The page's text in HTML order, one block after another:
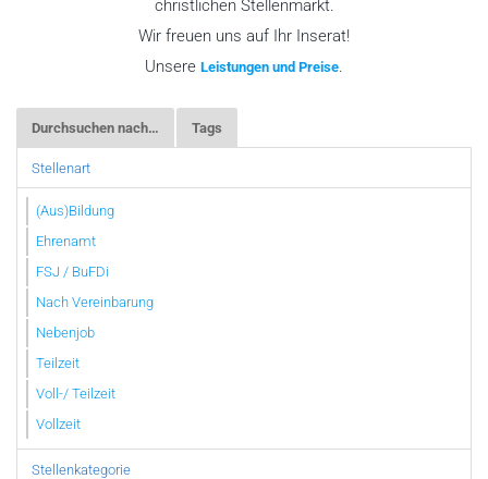
christlichen Stellenmarkt.
Wir freuen uns auf Ihr Inserat!
Unsere Leistungen und Preise.
Durchsuchen nach… Tags
Stellenart
(Aus)Bildung
Ehrenamt
FSJ / BuFDi
Nach Vereinbarung
Nebenjob
Teilzeit
Voll-/ Teilzeit
Vollzeit
Stellenkategorie